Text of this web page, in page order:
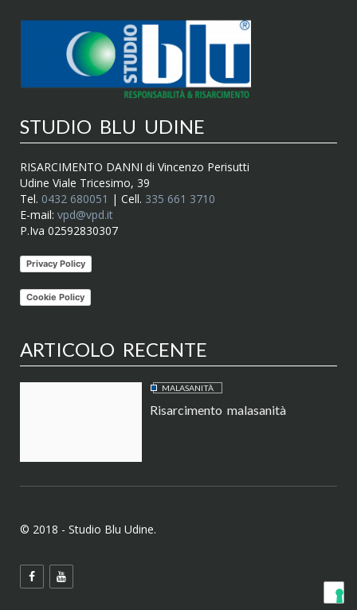
STUDIO BLU UDINE
RISARCIMENTO DANNI di Vincenzo Perisutti
Udine Viale Tricesimo, 39
Tel. 0432 680051 | Cell. 335 661 3710
E-mail: vpd@vpd.it
P.Iva 02592830307
Privacy Policy
Cookie Policy
ARTICOLO RECENTE
MALASANITÀ
Risarcimento malasanità
© 2018 - Studio Blu Udine.